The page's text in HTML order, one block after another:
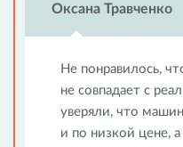
Оксана Травченко
Не понравилось,
не совпадает с
уверяли, что
и по низкой цене,